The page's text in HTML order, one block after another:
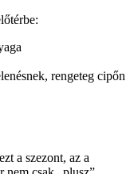
rengeteg cipőn
a szezont, az a